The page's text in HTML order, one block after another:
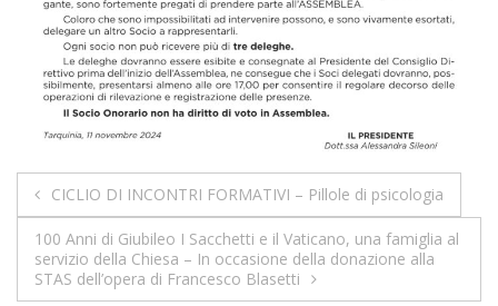
CICLIO DI INCONTRI FORMATIVI – Pillole di psicologia
100 Anni di Giubileo I Sacchetti e il Vaticano, una famiglia al
servizio della Chiesa – In occasione della donazione alla
STAS dell’opera di Francesco Blasetti